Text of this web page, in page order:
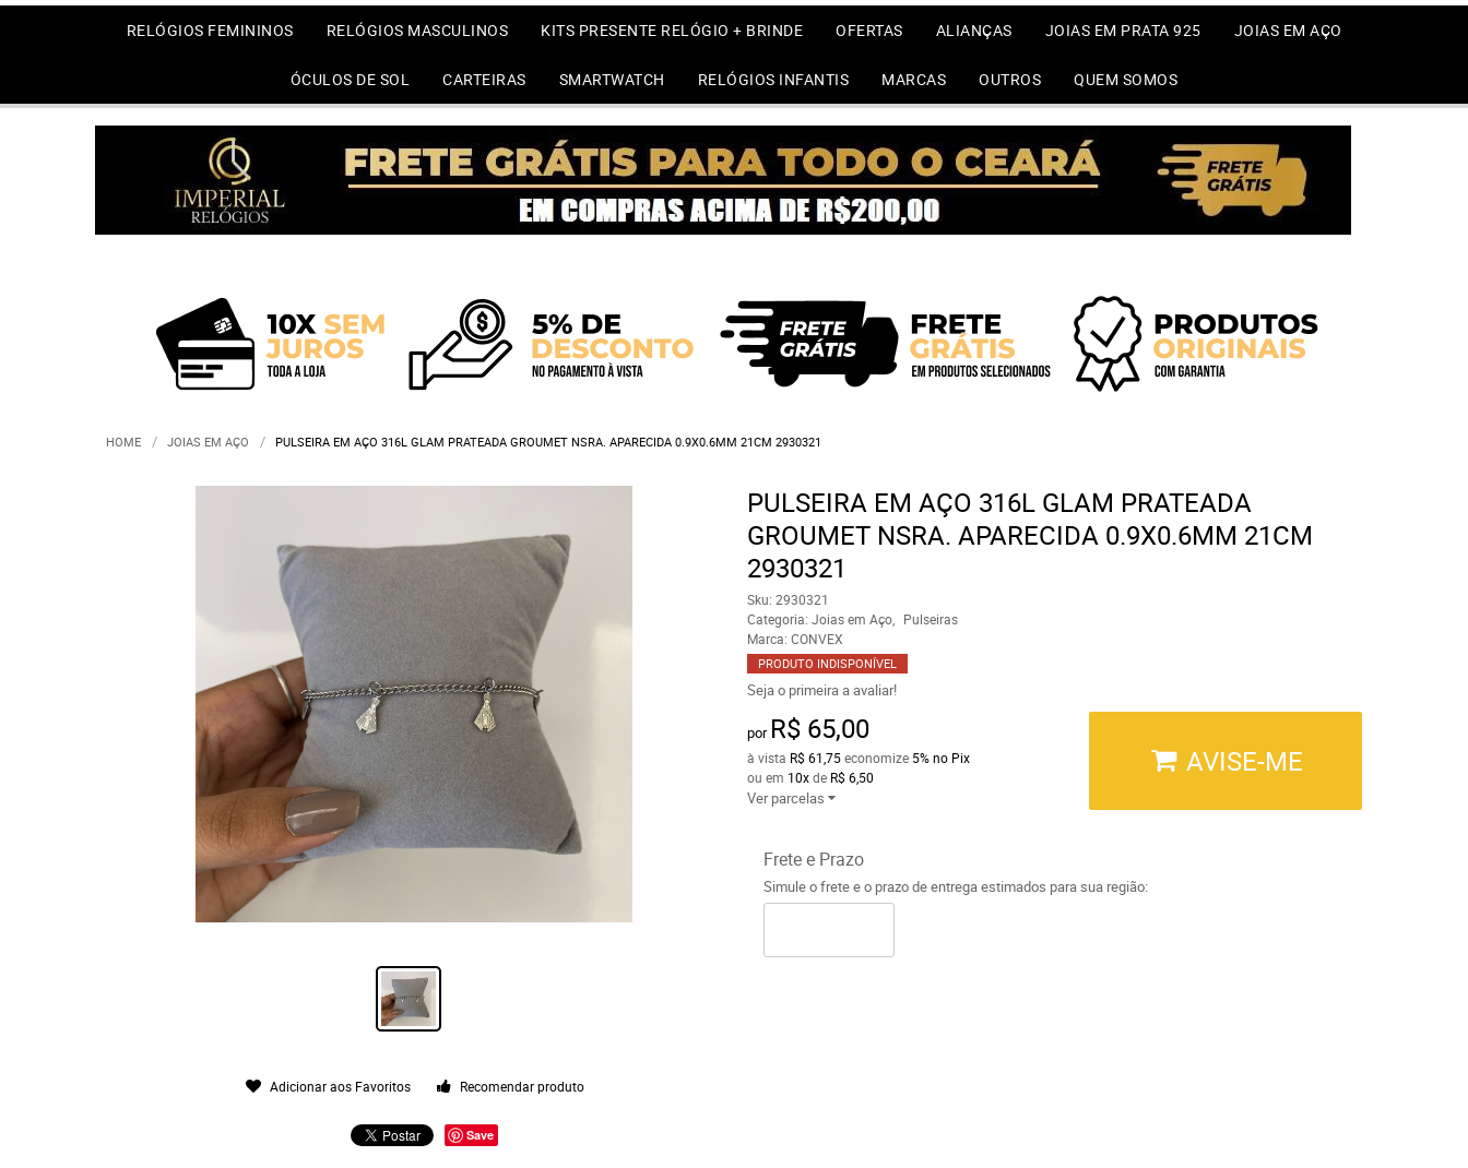
RELÓGIOS FEMININOS RELÓGIOS MASCULINOS KITS PRESENTE RELÓGIO + BRINDE OFERTAS ALIANÇAS JOIAS EM PRATA 925 JOIAS EM AÇO
ÓCULOS DE SOL CARTEIRAS SMARTWATCH RELÓGIOS INFANTIS MARCAS OUTROS QUEM SOMOS
HOME JOIAS EM AÇO PULSEIRA EM AÇO 316L GLAM PRATEADA GROUMET NSRA. APARECIDA 0.9X0.6MM 21CM 2930321
Adicionar aos Favoritos Recomendar produto
Save
PULSEIRA EM AÇO 316L GLAM PRATEADA
GROUMET NSRA. APARECIDA 0.9X0.6MM 21CM
2930321
Sku: 2930321
Categoria: Joias em Aço
Pulseiras
Marca: CONVEX
PRODUTO INDISPONÍVEL
Seja o primeira a avaliar!
por R$ 65,00
à vista R$ 61,75economize 5% no Pix
ou em 10xde R$ 6,50
Ver parcelas
AVISE-ME
Frete e Prazo
Simule o frete e o prazo de entrega estimados para sua região: